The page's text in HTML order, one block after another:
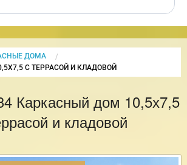
ДОМА
С ТЕРРАСОЙ И КЛАДОВОЙ
Каркасный дом 10,5х7,5
и кладовой